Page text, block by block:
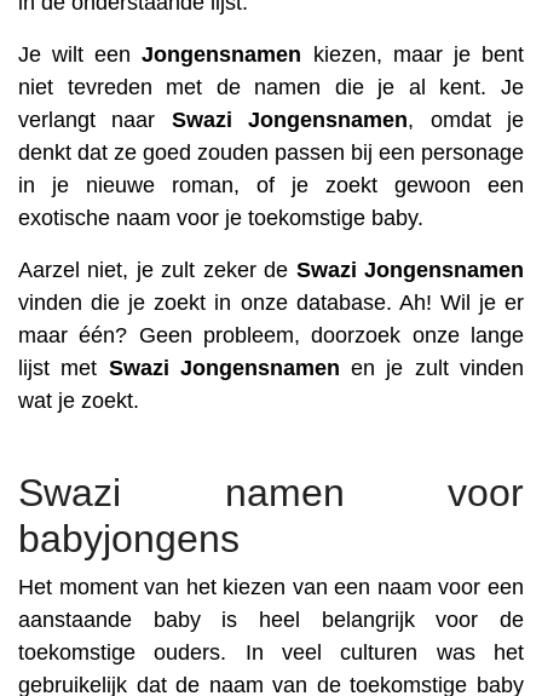
Je wilt eenJongensnamen kiezen, maar je bent
niet tevreden met de namen die je al kent. Je
verlangt naar Swazi Jongensnamen, omdat je
denkt dat ze goed zouden passen bij een personage
in je nieuwe roman, of je zoekt gewoon een
exotische naam voor je toekomstige baby.
Aarzel niet, je zult zeker de Swazi Jongensnamen
vinden die je zoekt in onze database. Ah! Wil je er
maar één? Geen probleem, doorzoek onze lange
lijst met Swazi Jongensnamen en je zult vinden
wat je zoekt.
Swazi namen voor
babyjongens
Het moment van het kiezen van een naam voor een
aanstaande baby is heel belangrijk voor de
toekomstige ouders. In veel culturen was het
gebruikelijk dat de naam van de toekomstige baby